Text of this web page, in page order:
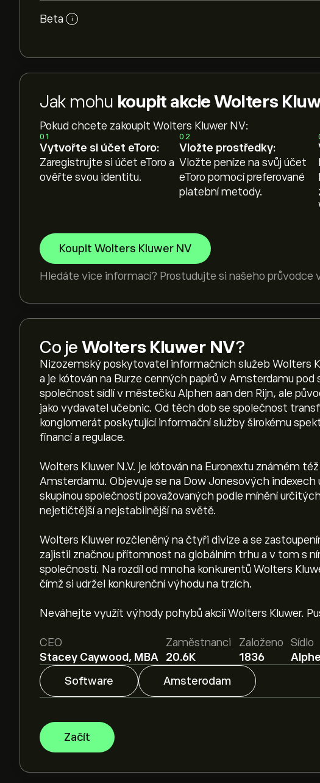
Beta i
Jak mohu koupit akcie Wolters
Pokud chcete zakoupit Wolters Kluwer NV:
01
Vytvořte si účet eToro:
Zaregistrujte si účet eToro a
ověřte svou identitu.
02
Vložte prostředky:
Vložte peníze na svůj účet
eToro pomocí preferované
platební metody.
Koupit Wolters Kluwer NV
Hledáte vice informací? Prostudujte si našeho průvodce
Co je Wolters Kluwer NV?
Nizozemský poskytovatel informačních služeb Wolters
a je kótován na Burze cenných papírů v Amsterdamu
společnost sídlí v městečku Alphen aan den Rijn, ale
jako vydavatel učebnic. Od těch dob se společnost
konglomerát poskytující informační služby širokému
financí a regulace.
Wolters Kluwer N.V. je kótován na Euronextu známém
Amsterdamu. Objevuje se na Dow Jonesových
skupinou společností považovaných podle mínění
nejetičtější a nejstabilnější na světě.
Wolters Kluwer rozčleněný na čtyři divize a se
zajistil značnou přítomnost na globálním trhu a v tom s
společností. Na rozdíl od mnoha konkurentů Wolters
čímž si udržel konkurenční výhodu na trzích.
Neváhejte využít výhody pohybů akcií Wolters Kluwer.
CEO
Stacey Caywood, MBA
Zaměstnanci
20.6K
Založeno
1836
Sídlo
Software
Amsterodam
Začít